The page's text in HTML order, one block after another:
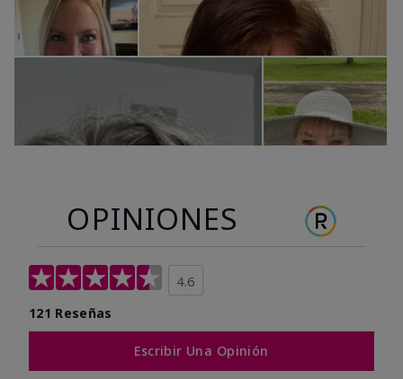
OPINIONES
4.6
121 Reseñas
Escribir Una Opinión